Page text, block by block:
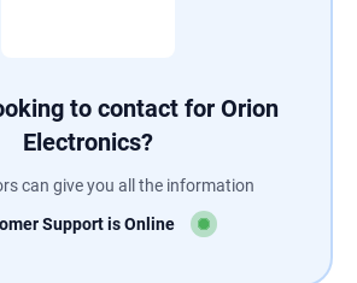
to contact for Orion
Electronics?
can give you all the information
Support is Online